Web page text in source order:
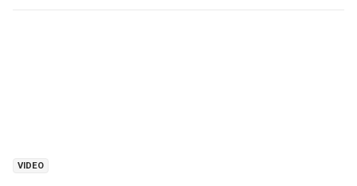
VIDEO